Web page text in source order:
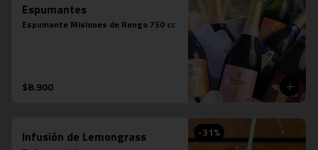
Espumantes
Espumante Misiones de Rengo 750 cc
$8.900
-31%
Infusión de Lemongrass